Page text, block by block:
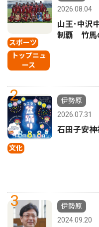
スポーツ
トップニュ
ース
2026.08.04
山王･中沢
制覇 竹馬
2
文化
伊勢原
2026.07.31
石田子安
3
伊勢原
2024.09.20